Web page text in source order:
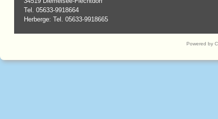
Tel. 05633-9918664
Herberge: Tel. 05633-9918665
Powered by